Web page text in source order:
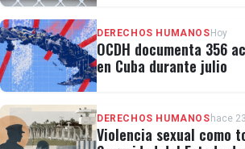
DERECHOS HUMANOS Hoy
OCDH documenta 356
en Cuba durante julio
DERECHOS HUMANOS hace
Violencia sexual como